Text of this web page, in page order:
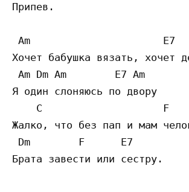
Припев.
Am                      E7
Хочет бабушка вязать, хочет
Am Dm Am        E7 Am
Я один слоняюсь по двору
    C                    F
Жалко, что без пап и мам
Dm        F      E7